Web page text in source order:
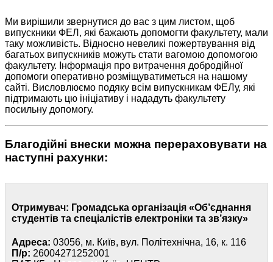
Ми вирішили звернутися до вас з цим листом, щоб
випускники ФЕЛ, які бажають допомогти факультету, мали
таку можливість. Відносно невеликі пожертвування від
багатьох випускників можуть стати вагомою допомогою
факультету. Інформація про витрачення добродійної
допомоги оперативно розміщуватиметься на нашому
сайті. Висловлюємо подяку всім випускникам ФЕЛу, які
підтримають цю ініціативу і нададуть факультету
посильну допомогу.
Благодійні внески можна перераховувати на
наступні рахунки:
Отримувач: Громадська організація «Об’єднання
студентів та спеціалістів електроніки та зв’язку»
Адреса: 03056, м. Київ, вул. Політехнічна, 16, к. 116
П/р: 26004271252001